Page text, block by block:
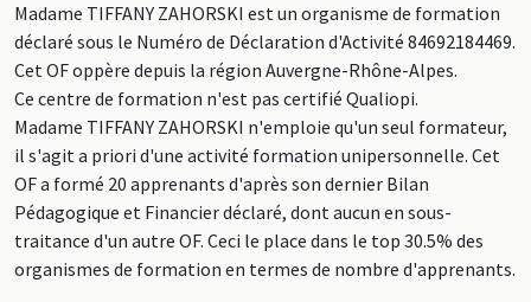
Madame TIFFANY ZAHORSKI est un organisme de formation
déclaré sous le Numéro de Déclaration d'Activité 84692184469.
Cet OF oppère depuis la région Auvergne-Rhône-Alpes.
Ce centre de formation n'est pas certifié Qualiopi.
Madame TIFFANY ZAHORSKI n'emploie qu'un seul formateur,
il s'agit a priori d'une activité formation unipersonnelle. Cet
OF a formé 20 apprenants d'après son dernier Bilan
Pédagogique et Financier déclaré, dont aucun en sous-
traitance d'un autre OF. Ceci le place dans le top 30.5% des
organismes de formation en termes de nombre d'apprenants.